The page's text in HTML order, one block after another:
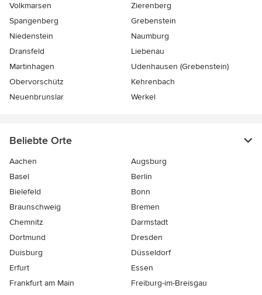
Volkmarsen
Zierenberg
Spangenberg
Grebenstein
Niedenstein
Naumburg
Dransfeld
Liebenau
Martinhagen
Udenhausen (Grebenstein)
Obervorschütz
Kehrenbach
Neuenbrunslar
Werkel
Beliebte Orte
Aachen
Augsburg
Basel
Berlin
Bielefeld
Bonn
Braunschweig
Bremen
Chemnitz
Darmstadt
Dortmund
Dresden
Duisburg
Düsseldorf
Erfurt
Essen
Frankfurt am Main
Freiburg-im-Breisgau